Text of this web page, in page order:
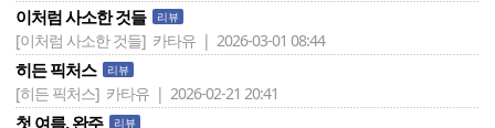
이처럼 사소한 것들 리뷰
[이처럼 사소한 것들] 카타유 | 2026-03-01 08:44
히든 픽처스 리뷰
[히든 픽처스] 카타유 | 2026-02-21 20:41
첫 여름, 완주 리뷰